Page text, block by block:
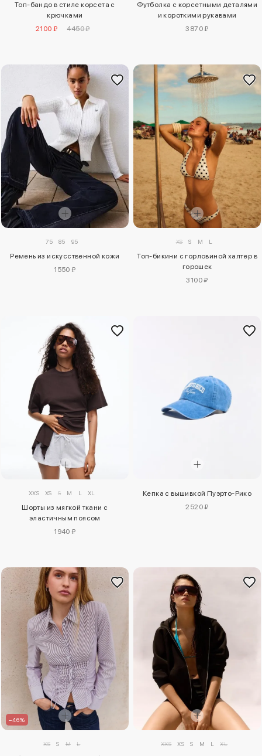
Топ-бандо в стиле корсета с
крючками
2100 ₽
4450 ₽
Футболка с корсетными деталями
и короткими рукавами
3870 ₽
75 85 95
Ремень из искусственной кожи
1550 ₽
XS S M L
Топ-бикини с горловиной халтер в
горошек
3100 ₽
XXS XS S M L XL
Шорты из мягкой ткани с
эластичным поясом
1940 ₽
Кепка с вышивкой Пуэрто-Рико
2520 ₽
–46%
XS S M L XXS XS S M L XL